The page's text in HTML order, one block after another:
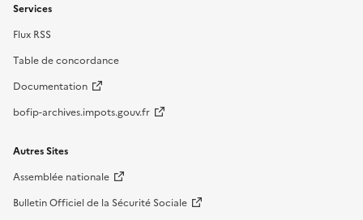
Services
Flux RSS
Table de concordance
Documentation
bofip-archives.impots.gouv.fr
Autres Sites
Assemblée nationale
Bulletin Officiel de la Sécurité Sociale